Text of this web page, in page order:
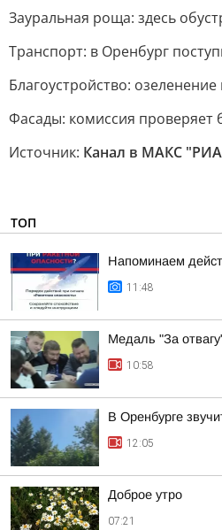
Зауральная роща: здесь
Транспорт: в Оренбург
Благоустройство:
Фасады: комиссия проверяет
Источник: Канал в МАКС
ТОП
Напоминаем
11:48
Медаль "За
10:58
В Оренбурге
12:05
Доброе утро
07:21